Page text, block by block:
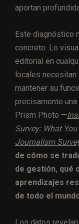
aportan
Este diagnóstico
concreto. Lo
editorial en
locales
mantener su
precisamente
Prism Photo —
Survey: What
Journalism
de cómo se
de gestión, qué
aprendizajes
de todo el